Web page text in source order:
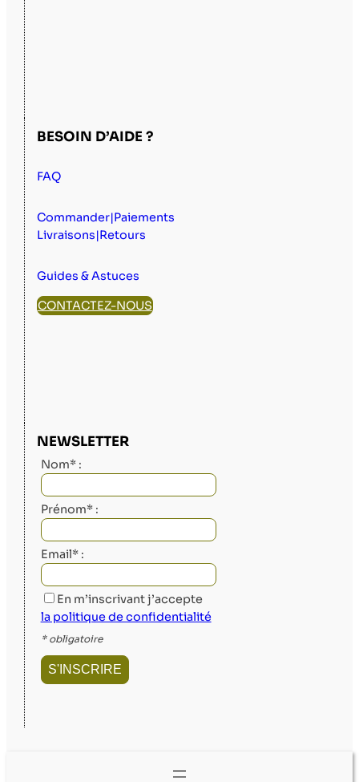
BESOIN D’AIDE ?
FAQ
Commander|Paiements
Livraisons|Retours
Guides & Astuces
CONTACTEZ-NOUS
NEWSLETTER
Nom* :
Prénom* :
Email* :
En m’inscrivant j’accepte
la politique de confidentialité
* obligatoire